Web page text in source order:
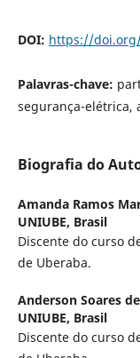
DOI: https://
Palavras-chave:
segurança-elétrica,
Biografia do
Amanda Ramos
UNIUBE, Brasil
Discente do curso
de Uberaba.
Anderson Soares
UNIUBE, Brasil
Discente do curso